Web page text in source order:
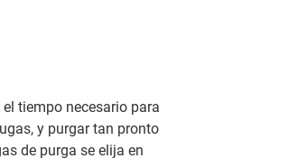
tiempo necesario para
y purgar tan pronto
de purga se elija en